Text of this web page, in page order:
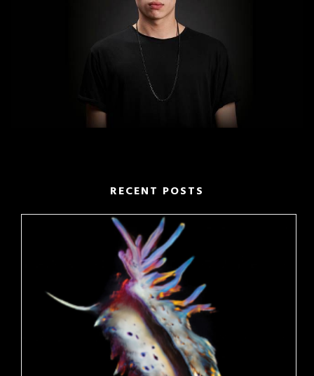
RECENT POSTS